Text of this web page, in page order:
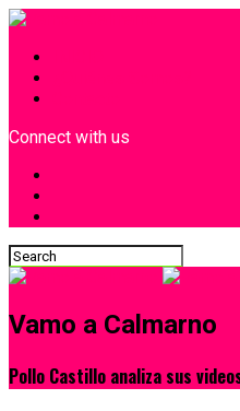
Connect with us
Vamo a Calmarno
Pollo Castillo analiza sus